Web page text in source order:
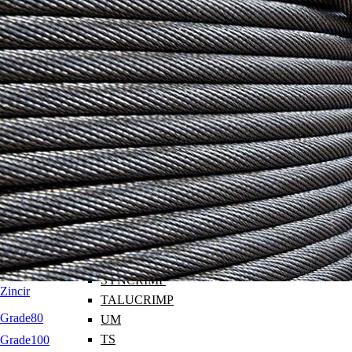
Zincir
Grade80
Grade100
Kaynaklanabilir Bağlantılar
Ayboltlar
Kilitler / Mapalar
Gerdirmeler
Klemensler / Klipsler
Radansalar
Yüzükler (Talurit)
Oyun Grubu
Çelik
Paslanmaz
Bakır
Aluminyum
T
R
SYNCRIMP
TALUCRIMP
UM
TS